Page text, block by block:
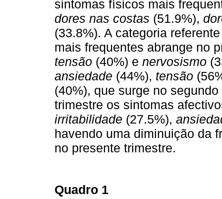
sintomas físicos mais
dores nas costas (51.9%),
(33.8%). A categoria
mais frequentes abrange no
tensão (40%) e nervosismo
ansiedade (44%), tensão
(40%), que surge no
trimestre os sintomas
irritabilidade (27.5%),
havendo uma diminuição da
no presente trimestre.
Quadro 1